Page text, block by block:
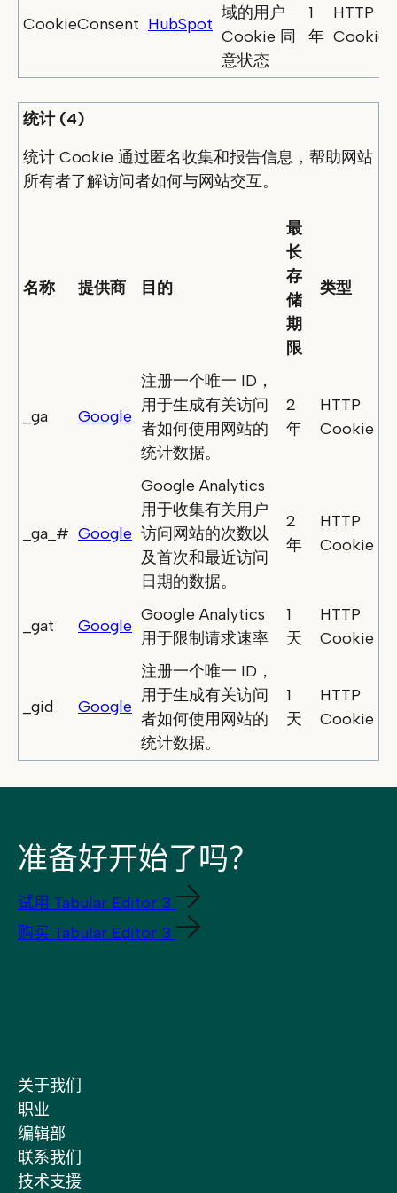
CookieConsent HubSpot
域的用户
Cookie 同
意状态
1
年
HTTP
Cookie
统计 (4)
统计 Cookie 通过匿名收集和报告信息，帮助网站
所有者了解访问者如何与网站交互。
名称 提供商 目的
最
长
存
储
期
限
类型
_ga Google
注册一个唯一 ID，
用于生成有关访问
者如何使用网站的
统计数据。
2
年
HTTP
Cookie
_ga_# Google
Google Analytics
用于收集有关用户
访问网站的次数以
及首次和最近访问
日期的数据。
2
年
HTTP
Cookie
_gat Google
Google Analytics
用于限制请求速率
1
天
HTTP
Cookie
_gid Google
注册一个唯一 ID，
用于生成有关访问
者如何使用网站的
统计数据。
1
天
HTTP
Cookie
准备好开始了吗？
试用 Tabular Editor 3
购买 Tabular Editor 3
关于我们
职业
编辑部
联系我们
技术支援